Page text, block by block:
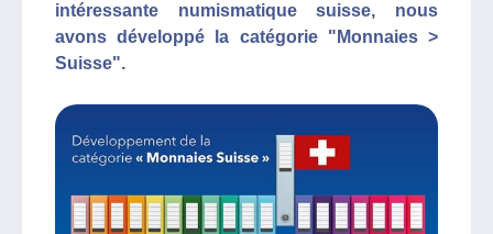
intéressante numismatique suisse, nous
avons développé la catégorie "Monnaies >
Suisse".